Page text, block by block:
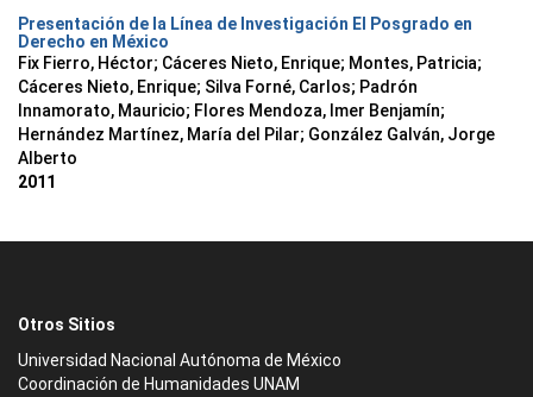
Presentación de la Línea de Investigación El Posgrado en
Derecho en México
Fix Fierro, Héctor; Cáceres Nieto, Enrique; Montes, Patricia;
Cáceres Nieto, Enrique; Silva Forné, Carlos; Padrón
Innamorato, Mauricio; Flores Mendoza, Imer Benjamín;
Hernández Martínez, María del Pilar; González Galván, Jorge
Alberto
2011
Otros Sitios
Universidad Nacional Autónoma de México
Coordinación de Humanidades UNAM